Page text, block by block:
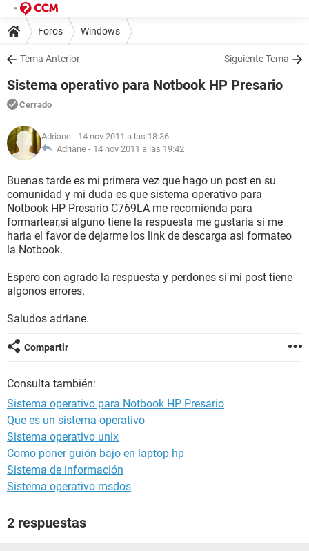
Foros Windows
Tema Anterior Siguiente Tema
Sistema operativo para Notbook HP Presario
Cerrado
Adriane - 14 nov 2011 a las 18:36
Adriane - 14 nov 2011 a las 19:42
Buenas tarde es mi primera vez que hago un post en su
comunidad y mi duda es que sistema operativo para
Notbook HP Presario C769LA me recomienda para
formartear,si alguno tiene la respuesta me gustaria si me
haria el favor de dejarme los link de descarga asi formateo
la Notbook.
Espero con agrado la respuesta y perdones si mi post tiene
algonos errores.
Saludos adriane.
Compartir
Consulta también:
Sistema operativo para Notbook HP Presario
Que es un sistema operativo
Sistema operativo unix
Como poner guión bajo en laptop hp
Sistema de información
Sistema operativo msdos
2 respuestas